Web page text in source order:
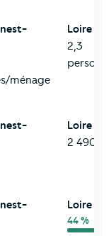
ménage
Loire
2,3
Loire
2 490
Loire
44 %